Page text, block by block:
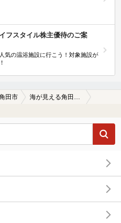
フスタイル株主優待のご案
気の温浴施設に行こう！対象施設が
田市